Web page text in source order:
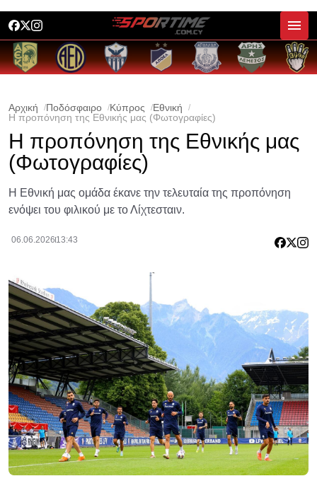
Αρχική Ποδόσφαιρο Κύπρος
Εθνική
Η προπόνηση της Εθνικής μας (Φωτογραφίες)
Η προπόνηση της Εθνικής μας
(Φωτογραφίες)
Η Εθνική μας ομάδα έκανε την τελευταία της προπόνηση
ενόψει του φιλικού με το Λίχτεσταιν.
06.06.2026 13:43